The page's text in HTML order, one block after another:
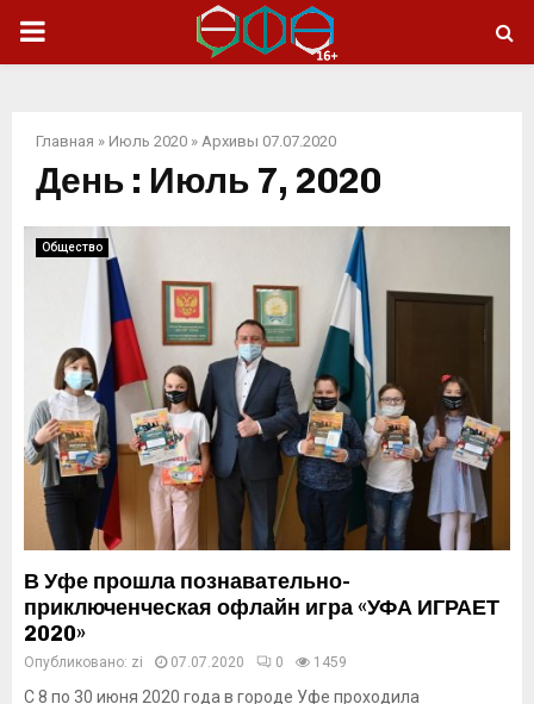
ОСНОВНОЕ
Главная » Июль 2020 » Архивы 07.07.2020
День : Июль 7, 2020
Общество
В Уфе прошла познавательно-
приключенческая офлайн игра «УФА ИГРАЕТ
2020»
Опубликовано: zi 07.07.2020 0 1459
С 8 по 30 июня 2020 года в городе Уфе проходила